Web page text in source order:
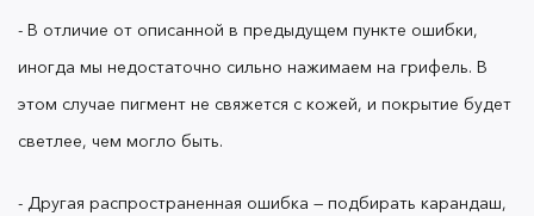
интенсивного мерцания, использовать вместо
кремовых теней для век, добавлять в тональное
или увлажняющее средство для эффекта
сияющей изнутри кожи.
- В отличие от описанной в предыдущем пункте ошибки,
иногда мы недостаточно сильно нажимаем на грифель. В
этом случае пигмент не свяжется с кожей, и покрытие будет
светлее, чем могло быть.
- Другая распространенная ошибка — подбирать карандаш,